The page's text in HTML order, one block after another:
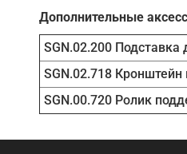
Дополнительные
SGN.02.200 Подставка
SGN.02.718
SGN.00.720 Ролик